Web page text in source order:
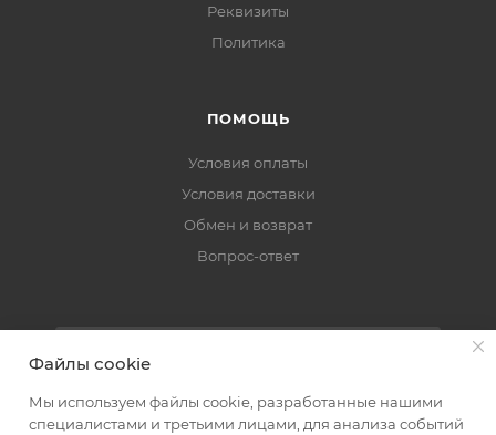
Реквизиты
Политика
ПОМОЩЬ
Условия оплаты
Условия доставки
Обмен и возврат
Вопрос-ответ
Файлы cookie
Мы используем файлы cookie, разработанные нашими
специалистами и третьими лицами, для анализа событий